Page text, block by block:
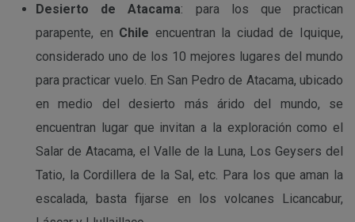
Desierto de Atacama: para los que practican
parapente, en Chile encuentran la ciudad de Iquique,
considerado uno de los 10 mejores lugares del mundo
para practicar vuelo. En San Pedro de Atacama, ubicado
en medio del desierto más árido del mundo, se
encuentran lugar que invitan a la exploración como el
Salar de Atacama, el Valle de la Luna, Los Geysers del
Tatio, la Cordillera de la Sal, etc. Para los que aman la
escalada, basta fijarse en los volcanes Licancabur,